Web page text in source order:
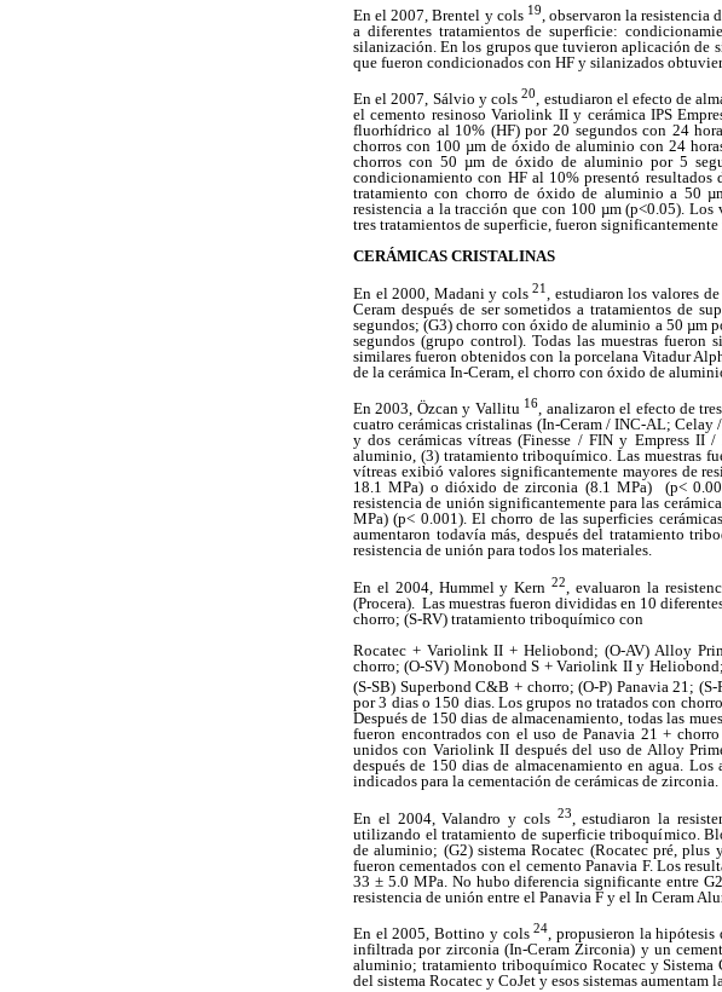
En el 2007, Brentel y cols 19 , observaron la
a diferentes tratamientos de superficie:
silanización. En los grupos que tuvieron aplicación de
que fueron condicionados con HF y silanizados
En el 2007, Sálvio y cols20, estudiaron el efecto de
el cemento resinoso Variolink II y cerámica IPS
fluorhídrico al 10% (HF) por 20 segundos con 24
chorros con 100 µm de óxido de aluminio con 24
chorros con 50 µm de óxido de aluminio por 5
condicionamiento con HF al 10% presentó resultados
tratamiento con chorro de óxido de aluminio a 50
resistencia a la tracción que con 100 µm (p<0.05).
tres tratamientos de superficie, fueron
CERÁMICAS CRISTALINAS
En el 2000, Madani y cols21
, estudiaron los valores
Ceram después de ser sometidos a tratamientos de
segundos; (G3) chorro con óxido de aluminio a 50 µm
segundos (grupo control). Todas las muestras
similares fueron obtenidos con la porcelana Vitadur
de la cerámica In-Ceram, el chorro con óxido de
En 2003, Özcan y Vallitu 16, analizaron el efecto de
cuatro cerámicas cristalinas (In-Ceram / INC-AL;
y dos cerámicas vítreas (Finesse / FIN y Empress
aluminio, (3) tratamiento triboquímico. Las muestras
vítreas exibió valores significantemente mayores de
18.1 MPa) o dióxido de zirconia (8.1 MPa) (p<
resistencia de unión significantemente para las
MPa) (p< 0.001). El chorro de las superficies
aumentaron todavía más, después del tratamiento
resistencia de unión para todos los materiales.
En el 2004, Hummel y Kern22
, evaluaron la
(Procera). Las muestras fueron divididas en 10
chorro; (S-RV) tratamiento triboquímico con
Rocatec + Variolink II + Heliobond; (O-AV) Alloy
chorro; (O-SV) Monobond S + Variolink II y
(S-SB) Superbond C&B + chorro; (O-P) Panavia 21;
por 3 dias o 150 dias. Los grupos no tratados con
Después de 150 dias de almacenamiento, todas las
fueron encontrados con el uso de Panavia 21 +
unidos con Variolink II después del uso de Alloy
después de 150 dias de almacenamiento en agua.
indicados para la cementación de cerámicas de zirconia.
En el 2004, Valandro y cols 23
, estudiaron la
utilizando el tratamiento de superficie triboquímico.
de aluminio; (G2) sistema Rocatec (Rocatec pré, plus
fueron cementados con el cemento Panavia F. Los
33 ± 5.0 MPa. No hubo diferencia significante entre
resistencia de unión entre el Panavia F y el In Ceram
En el 2005, Bottino y cols24, propusieron la hipótesis
infiltrada por zirconia (In-Ceram Zirconia) y un
aluminio; tratamiento triboquímico Rocatec y
del sistema Rocatec y CoJet y esos sistemas